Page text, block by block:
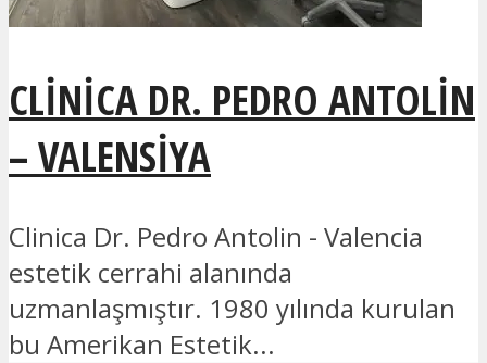
CLINICA DR. PEDRO ANTOLIN
– VALENSIYA
Clinica Dr. Pedro Antolin - Valencia
estetik cerrahi alanında
uzmanlaşmıştır. 1980 yılında kurulan
bu Amerikan Estetik...